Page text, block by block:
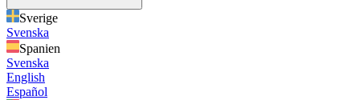
Sverige
Svenska
Spanien
Svenska
English
Español